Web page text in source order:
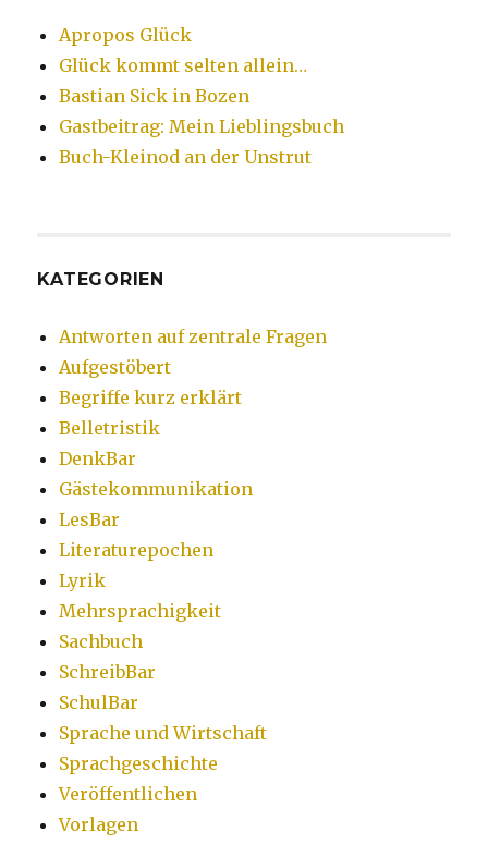
Apropos Glück
Glück kommt selten allein…
Bastian Sick in Bozen
Gastbeitrag: Mein Lieblingsbuch
Buch-Kleinod an der Unstrut
KATEGORIEN
Antworten auf zentrale Fragen
Aufgestöbert
Begriffe kurz erklärt
Belletristik
DenkBar
Gästekommunikation
LesBar
Literaturepochen
Lyrik
Mehrsprachigkeit
Sachbuch
SchreibBar
SchulBar
Sprache und Wirtschaft
Sprachgeschichte
Veröffentlichen
Vorlagen